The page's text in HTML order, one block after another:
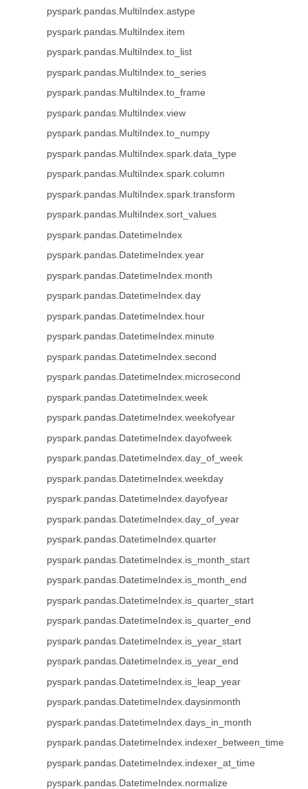
pyspark.pandas.MultiIndex.astype
pyspark.pandas.MultiIndex.item
pyspark.pandas.MultiIndex.to_list
pyspark.pandas.MultiIndex.to_series
pyspark.pandas.MultiIndex.to_frame
pyspark.pandas.MultiIndex.view
pyspark.pandas.MultiIndex.to_numpy
pyspark.pandas.MultiIndex.spark.data_type
pyspark.pandas.MultiIndex.spark.column
pyspark.pandas.MultiIndex.spark.transform
pyspark.pandas.MultiIndex.sort_values
pyspark.pandas.DatetimeIndex
pyspark.pandas.DatetimeIndex.year
pyspark.pandas.DatetimeIndex.month
pyspark.pandas.DatetimeIndex.day
pyspark.pandas.DatetimeIndex.hour
pyspark.pandas.DatetimeIndex.minute
pyspark.pandas.DatetimeIndex.second
pyspark.pandas.DatetimeIndex.microsecond
pyspark.pandas.DatetimeIndex.week
pyspark.pandas.DatetimeIndex.weekofyear
pyspark.pandas.DatetimeIndex.dayofweek
pyspark.pandas.DatetimeIndex.day_of_week
pyspark.pandas.DatetimeIndex.weekday
pyspark.pandas.DatetimeIndex.dayofyear
pyspark.pandas.DatetimeIndex.day_of_year
pyspark.pandas.DatetimeIndex.quarter
pyspark.pandas.DatetimeIndex.is_month_start
pyspark.pandas.DatetimeIndex.is_month_end
pyspark.pandas.DatetimeIndex.is_quarter_start
pyspark.pandas.DatetimeIndex.is_quarter_end
pyspark.pandas.DatetimeIndex.is_year_start
pyspark.pandas.DatetimeIndex.is_year_end
pyspark.pandas.DatetimeIndex.is_leap_year
pyspark.pandas.DatetimeIndex.daysinmonth
pyspark.pandas.DatetimeIndex.days_in_month
pyspark.pandas.DatetimeIndex.indexer_between_time
pyspark.pandas.DatetimeIndex.indexer_at_time
pyspark.pandas.DatetimeIndex.normalize